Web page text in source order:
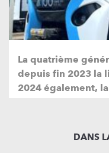
La quatrième
depuis fin 2023 la
2024 également,
DANS